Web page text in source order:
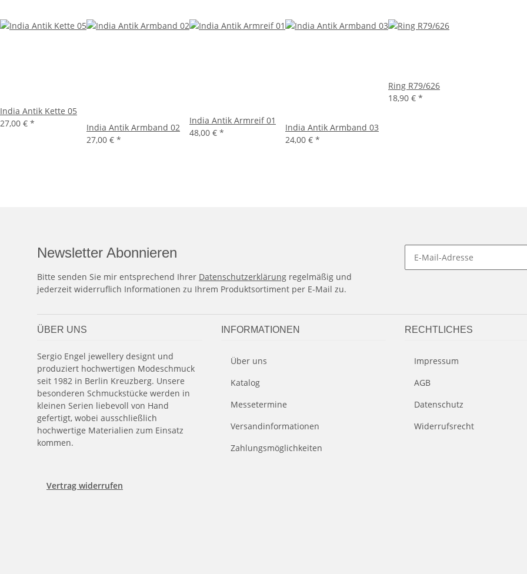
India Antik Kette 05
27,00 € *
India Antik Armband 02
27,00 € *
India Antik Armreif 01
48,00 € *
India Antik Armband 03
24,00 € *
Ring R79/626
18,90 € *
Newsletter Abonnieren
Bitte senden Sie mir entsprechend Ihrer Datenschutzerklärung regelmäßig und
jederzeit widerruflich Informationen zu Ihrem Produktsortiment per E-Mail zu.
ÜBER UNS
Sergio Engel jewellery designt und
produziert hochwertigen Modeschmuck
seit 1982 in Berlin Kreuzberg. Unsere
besonderen Schmuckstücke werden in
kleinen Serien liebevoll von Hand
gefertigt, wobei ausschließlich
hochwertige Materialien zum Einsatz
kommen.
INFORMATIONEN
Über uns
Katalog
Messetermine
Versandinformationen
Zahlungsmöglichkeiten
RECHTLICHES
Impressum
AGB
Datenschutz
Widerrufsrecht
Vertrag widerrufen